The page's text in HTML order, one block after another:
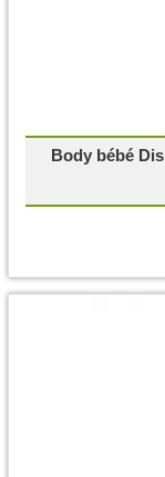
Body bébé